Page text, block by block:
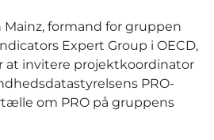
Mainz, formand for gruppen
Expert Group i OECD,
at invitere projektkoordinator
PRO-
om PRO på gruppens